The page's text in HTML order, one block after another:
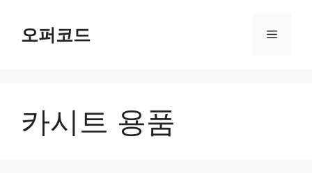
오퍼코드 메
카시트 용품